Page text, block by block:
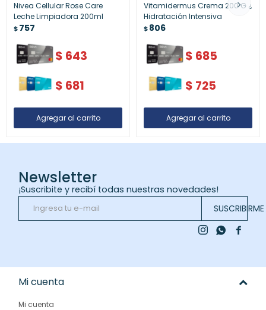
Nivea Cellular Rose Care
Leche Limpiadora 200ml
$757
$ 643
$ 681
Vitamidermus Crema 200 G ¿
Hidratación Intensiva
$806
$ 685
$ 725
Newsletter
¡Suscribite y recibí todas nuestras novedades!
SUSCRIBIRME

 
Mi cuenta
Mi cuenta